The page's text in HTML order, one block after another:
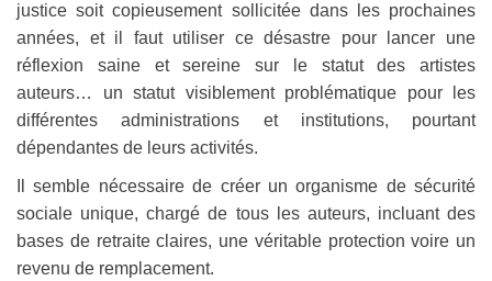
justice soit copieusement sollicitée dans les prochaines
années, et il faut utiliser ce désastre pour lancer une
réflexion saine et sereine sur le statut des artistes
auteurs… un statut visiblement problématique pour les
différentes administrations et institutions, pourtant
dépendantes de leurs activités.
Il semble nécessaire de créer un organisme de sécurité
sociale unique, chargé de tous les auteurs, incluant des
bases de retraite claires, une véritable protection voire un
revenu de remplacement.